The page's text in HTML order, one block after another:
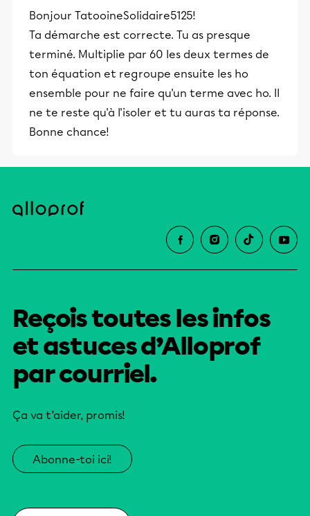
Bonjour TatooineSolidaire5125!
Ta démarche est correcte. Tu as presque
terminé. Multiplie par 60 les deux termes de
ton équation et regroupe ensuite les ho
ensemble pour ne faire qu'un terme avec ho. Il
ne te reste qu'à l'isoler et tu auras ta réponse.
Bonne chance!
Reçois toutes les infos
et astuces d’Alloprof
par courriel.
Ça va t’aider, promis!
Abonne-toi ici!